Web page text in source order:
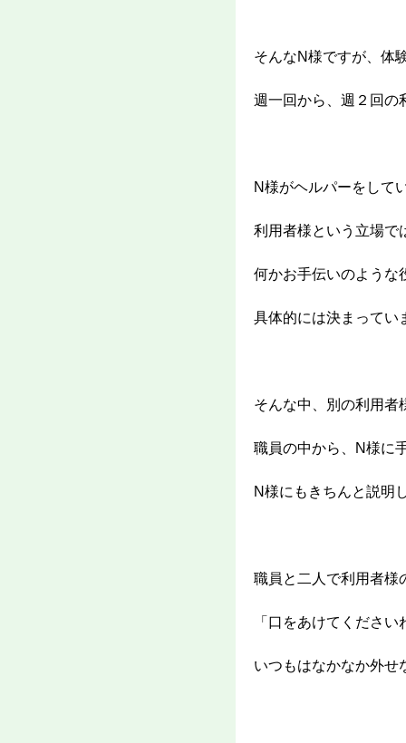
そんなN様ですが、体
週一回から、週２回の
N様がヘルパーをして
利用者様という立場で
何かお手伝いのような
具体的には決まってい
そんな中、別の利用者
職員の中から、N様に
N様にもきちんと説明
職員と二人で利用者様
「口をあけてくださ
いつもはなかなか外せ